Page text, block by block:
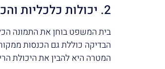
2. יכולות כלכליות והכנסות ההורים
בית המשפט בוחן את התמונה
הבדיקה כוללת גם הכנסות
המטרה היא להבין את היכולת